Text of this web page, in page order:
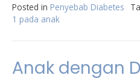
Posted in Penyebab Diabetes
1 pada anak
Anak dengan